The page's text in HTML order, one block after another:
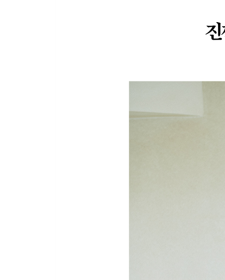
60세부터 받을 수 있는 퇴직연금 덕분에 용기를 내
관심이 없는 분야라도 일이라면 열심히 할 수 있다
일은 돈을 위해서만 하는 게 아니다